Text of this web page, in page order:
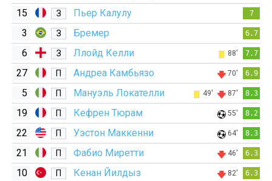
15 З Пьер Калулу 7
3 З Бремер 6.7
6 З Ллойд Келли 88' 7.7
27 П Андреа Камбьязо 70' 6.9
5 П Мануэль Локателли 49' 87' 8.3
19 П Кефрен Тюрам 55' 8.2
22 П Уэстон Маккенни 64' 8.3
21 П Фабио Миретти 46' 6.3
10 П Кенан Йилдыз 82' 6.3